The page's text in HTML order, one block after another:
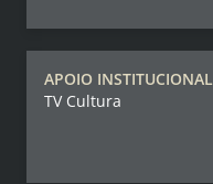
Rafael Boese
Thiago Mota
APOIO INSTITUCIONAL
TV Cultura